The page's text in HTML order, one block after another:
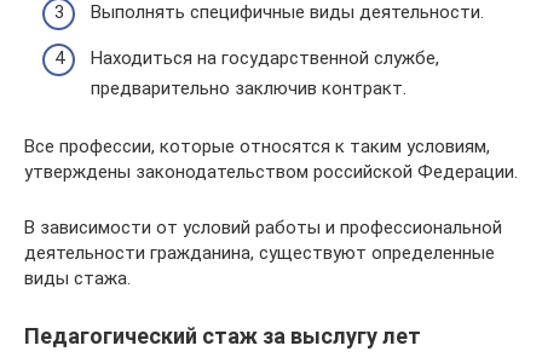
Выполнять специфичные виды деятельности.
Находиться на государственной службе,
предварительно заключив контракт.
Все профессии, которые относятся к таким условиям,
утверждены законодательством российской Федерации.
В зависимости от условий работы и профессиональной
деятельности гражданина, существуют определенные
виды стажа.
Педагогический стаж за выслугу лет